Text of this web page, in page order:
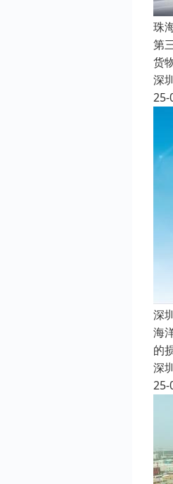
珠
第
货
深
25-
深
海
的
深
25-